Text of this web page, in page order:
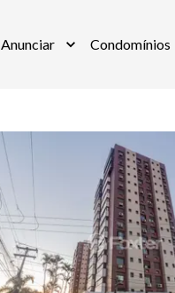
Anunciar Condomínios